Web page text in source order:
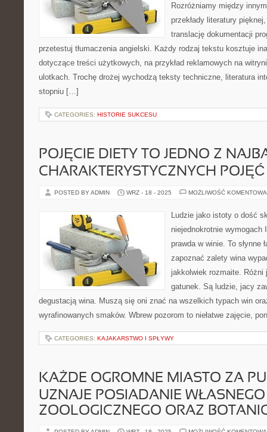
Rozróżniamy między
przekłady literatury
translację dokumentacji
przetestuj tłumaczenia angielski. Każdy rodzaj tekstu kosztuje
dotyczące treści użytkowych, na przykład reklamowych na
ulotkach. Trochę drożej wychodzą teksty techniczne, literatura
stopniu […]
CATEGORIES: HISTORIE SUKCESU
POJĘCIE DIETY TO JEDNO Z
CHARAKTERYSTYCZNYCH POJĘĆ
POSTED BY ADMIN WRZ - 18 - 2025 MOŻLIWOŚĆ
Ludzie jako istoty o dość
niejednokrotnie wymogach
prawda w winie. To słynne
zapoznać zalety wina
jakkolwiek rozmaite.
gatunek. Są ludzie, jacy
degustacją wina. Muszą się oni znać na wszelkich typach win
wyrafinowanych smaków. Wbrew pozorom to niełatwe zajęcie,
CATEGORIES: KAJAKARSTWO I SPŁYWY
KAŻDE OGROMNE MIASTO ZA
UZNAJE POSIADANIE
ZOOLOGICZNEGO ORAZ